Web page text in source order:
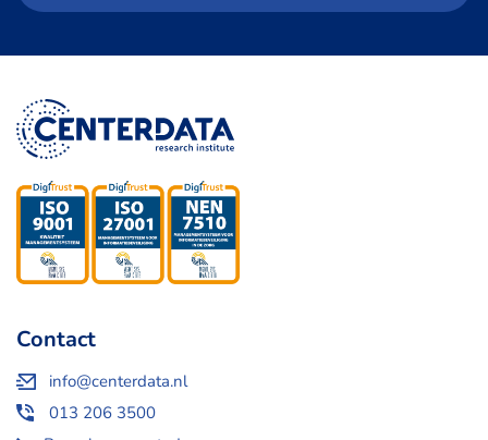
Contact
info@centerdata.nl
013 206 3500